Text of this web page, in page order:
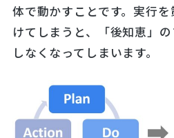
体で動かすことです。実行
けてしまうと、「後知恵」
しなくなってしまいます。